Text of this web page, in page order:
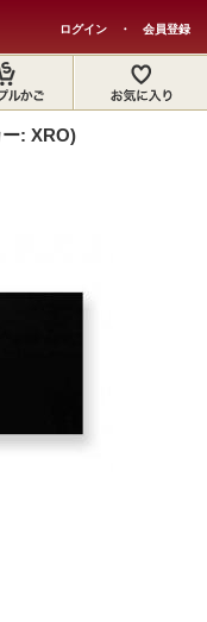
ログイン ・ 会員登録
: XRO)